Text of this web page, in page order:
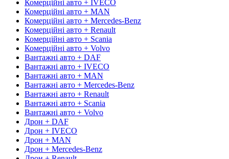
Комерційні авто + IVECO
Комерційні авто + MAN
Комерційні авто + Mercedes-Benz
Комерційні авто + Renault
Комерційні авто + Scania
Комерційні авто + Volvo
Вантажні авто + DAF
Вантажні авто + IVECO
Вантажні авто + MAN
Вантажні авто + Mercedes-Benz
Вантажні авто + Renault
Вантажні авто + Scania
Вантажні авто + Volvo
Дрон + DAF
Дрон + IVECO
Дрон + MAN
Дрон + Mercedes-Benz